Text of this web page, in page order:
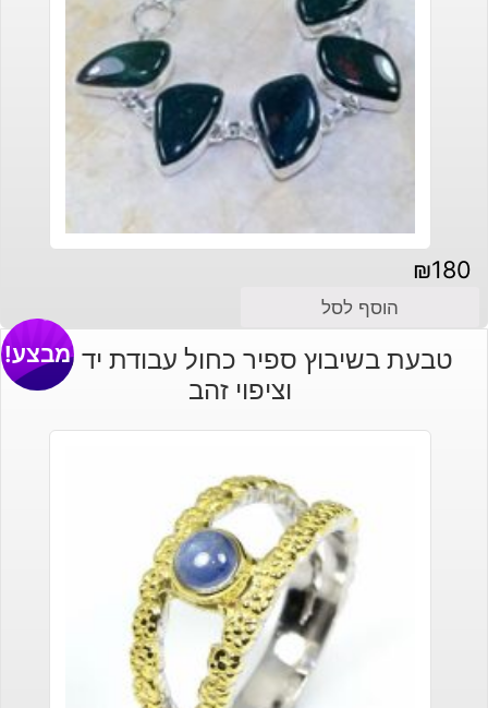
₪180
הוסף לסל
טבעת בשיבוץ ספיר כחול עבודת יד כסף
וציפוי זהב
מבצע!